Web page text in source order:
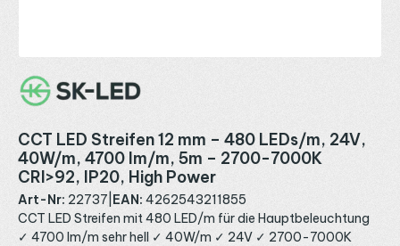
CCT LED Streifen 12 mm – 480 LEDs/m, 24V,
40W/m, 4700 lm/m, 5m – 2700-7000K
CRI>92, IP20, High Power
Art-Nr: 22737 EAN: 4262543211855
CCT LED Streifen mit 480 LED/m für die Hauptbeleuchtung
✓ 4700 lm/m sehr hell ✓ 40W/m ✓ 24V ✓ 2700-7000K